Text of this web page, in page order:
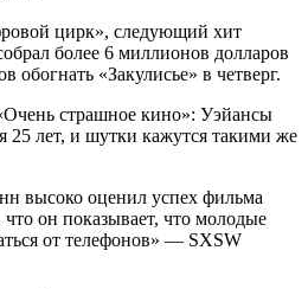
цирк», следующий хит
более 6 миллионов долларов
обогнать «Закулисье» в четверг.
страшное кино»: Уэйансы
25 лет, и шутки кажутся такими же
высоко оценил успех фильма
что он показывает, что молодые
от телефонов» — SXSW